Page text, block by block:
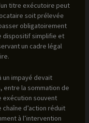
titre exécutoire peut
soit prélevée
obligatoirement
dispositif simplifie et
un cadre légal
un impayé devait
entre la sommation de
exécution souvent
d’action réduit
à l’intervention